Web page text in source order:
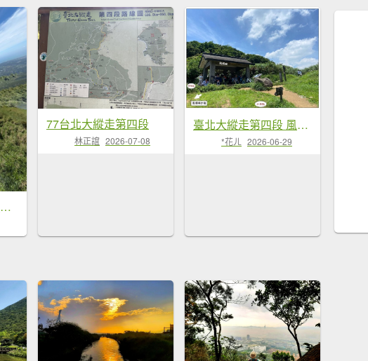
1150516台北大縱走第2段
77台北大縱走第四段
林正誼 2026-07-08
臺北大縱走第四段 風櫃嘴至捷運大湖公園站
*花ㄦ 2026-06-29